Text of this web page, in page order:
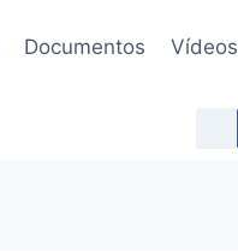
Documentos Vídeos